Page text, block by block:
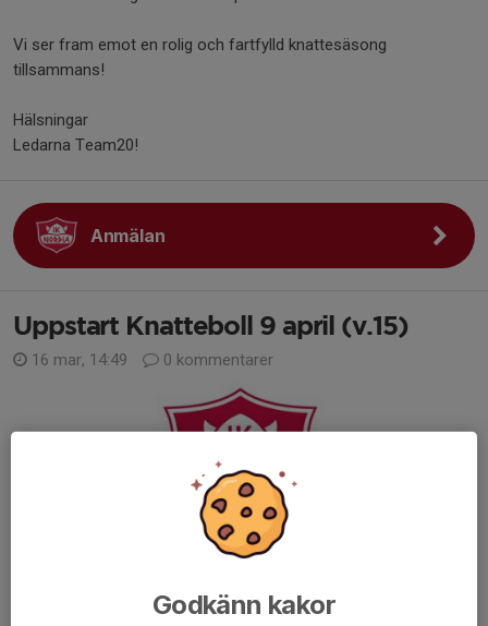
Vi ser fram emot en rolig och fartfylld knattesäsong
tillsammans!
Hälsningar
Ledarna Team20!
Anmälan
Uppstart Knatteboll 9 april (v.15)
16 mar, 14:49 0 kommentarer
Godkänn kakor